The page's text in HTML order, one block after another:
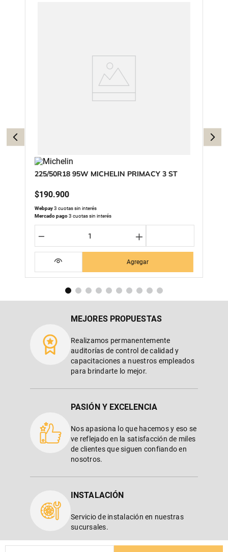
225/50R18 95W MICHELIN PRIMACY 3 ST
$190.900
Webpay3 cuotas sin interés
Mercado pago3 cuotas sin interés
＋
－
Agregar
MEJORES PROPUESTAS
Realizamos permanentemente
auditorías de control de calidad y
capacitaciones a nuestros empleados
para brindarte lo mejor.
PASIÓN Y EXCELENCIA
Nos apasiona lo que hacemos y eso se
ve reflejado en la satisfacción de miles
de clientes que siguen confiando en
nosotros.
INSTALACIÓN
Servicio de instalación en nuestras
sucursales.